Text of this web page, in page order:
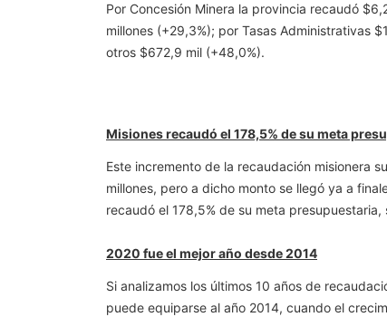
Por Concesión Minera la provincia recaudó
millones (+29,3%); por Tasas Administrativas
otros $672,9 mil (+48,0%).
Misiones recaudó el 178,5% de su meta
Este incremento de la recaudación misionera
millones, pero a dicho monto se llegó ya a
recaudó el 178,5% de su meta
2020 fue el mejor año desde 2014
Si analizamos los últimos 10 años de
puede equiparse al año 2014, cuando el